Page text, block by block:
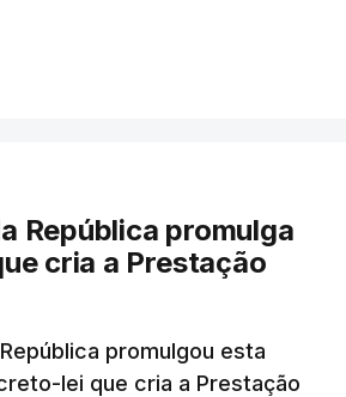
República promulga
cria a Prestação
promulgou esta
lei que cria a Prestação